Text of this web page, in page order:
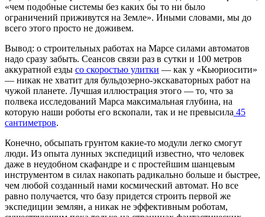
«чем подобные системы без каких бы то ни было
ограничений приживутся на Земле». Иными словами, мы до
всего этого просто не доживем.
Вывод: о строительных работах на Марсе силами автоматов
надо сразу забыть. Сеансов связи раз в сутки и 100 метров
аккуратной езды со скоростью улитки — как у «Кьюриосити»
— никак не хватит для бульдозерно-экскаваторных работ на
чужой планете. Лучшая иллюстрация этого — то, что за
полвека исследований Марса максимальная глубина, на
которую наши роботы его вскопали, так и не превысила 45
сантиметров.
Конечно, обсыпать грунтом какие-то модули легко смогут
люди. Из опыта лунных экспедиций известно, что человек
даже в неудобном скафандре и с простейшим шанцевым
инструментом в силах накопать радикально больше и быстрее,
чем любой созданный нами космический автомат. Но все
равно получается, что базу придется строить первой же
экспедиции землян, а никак не эффективным роботам,